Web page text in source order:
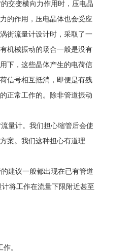
交变横向力作用时，压电晶
的作用，压电晶体也会受应
街流量计设计时，采取了一
机械振动的场合一般是没有
下，这些晶体产生的电荷信
信号相互抵消，即便是有残
正常工作的。除非管道振动
量计。我们担心缩管后会使
案。我们这种担心有道理
建议一般都出现在已有管道
将工作在流量下限附近甚至
作。